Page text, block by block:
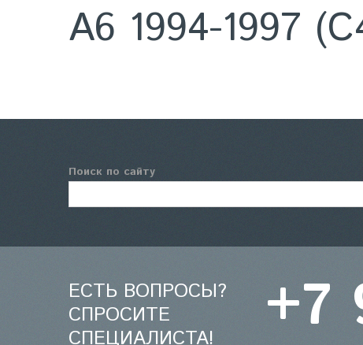
A6 1994-1997
Поиск по сайту
ЕСТЬ ВОПРОСЫ?
СПРОСИТЕ
СПЕЦИАЛИСТА!
+7